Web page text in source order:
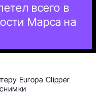
всего в
Марса на
Europa Clipper